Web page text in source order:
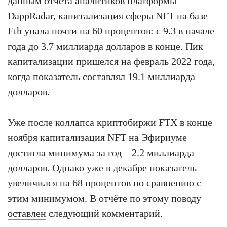
DappRadar, капитализация сферы NFT на базе
Eth упала почти на 60 процентов: с 9.3 в начале
года до 3.7 миллиарда долларов в конце. Пик
капитализации пришелся на февраль 2022 года,
когда показатель составлял 19.1 миллиарда
долларов.
Уже после коллапса криптобиржи FTX в конце
ноября капитализация NFT на Эфириуме
достигла минимума за год – 2.2 миллиарда
долларов. Однако уже в декабре показатель
увеличился на 68 процентов по сравнению с
этим минимумом. В отчёте по этому поводу
оставлен следующий комментарий.